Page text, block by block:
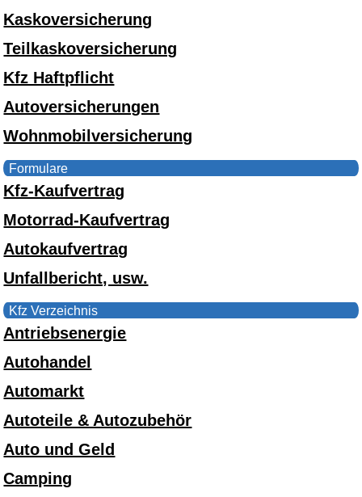
Kaskoversicherung
Teilkaskoversicherung
Kfz Haftpflicht
Autoversicherungen
Wohnmobilversicherung
Formulare
Kfz-Kaufvertrag
Motorrad-Kaufvertrag
Autokaufvertrag
Unfallbericht, usw.
Kfz Verzeichnis
Antriebsenergie
Autohandel
Automarkt
Autoteile & Autozubehör
Auto und Geld
Camping